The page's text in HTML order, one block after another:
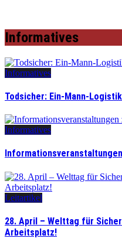
Informatives
Informatives
Todsicher: Ein-Mann-
Informatives
Leitartikel
28. April – Welttag für
Arbeitsplatz!